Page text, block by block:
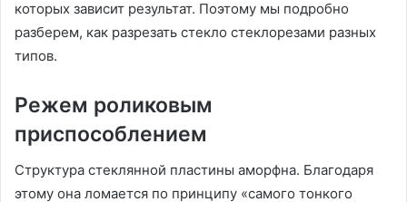
которых зависит результат. Поэтому мы подробно
разберем, как разрезать стекло стеклорезами разных
типов.
Режем роликовым
приспособлением
Структура стеклянной пластины аморфна. Благодаря
этому она ломается по принципу «самого тонкого